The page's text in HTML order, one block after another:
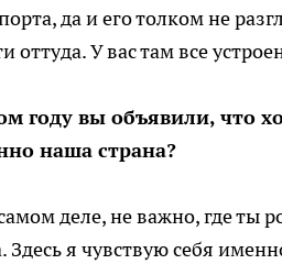
да и его толком не
оттуда. У вас там все
году вы объявили, что
наша страна?
деле, не важно, где ты
Здесь я чувствую себя